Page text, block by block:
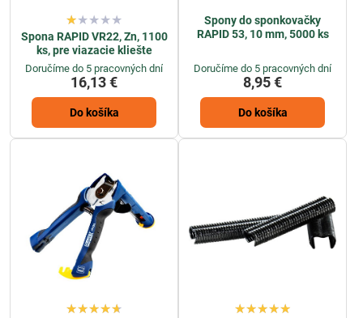
Spona RAPID VR22, Zn, 1100
ks, pre viazacie kliešte
Doručíme do 5 pracovných dní
16,13 €
Do košíka
Spony do sponkovačky
RAPID 53, 10 mm, 5000 ks
Doručíme do 5 pracovných dní
8,95 €
Do košíka